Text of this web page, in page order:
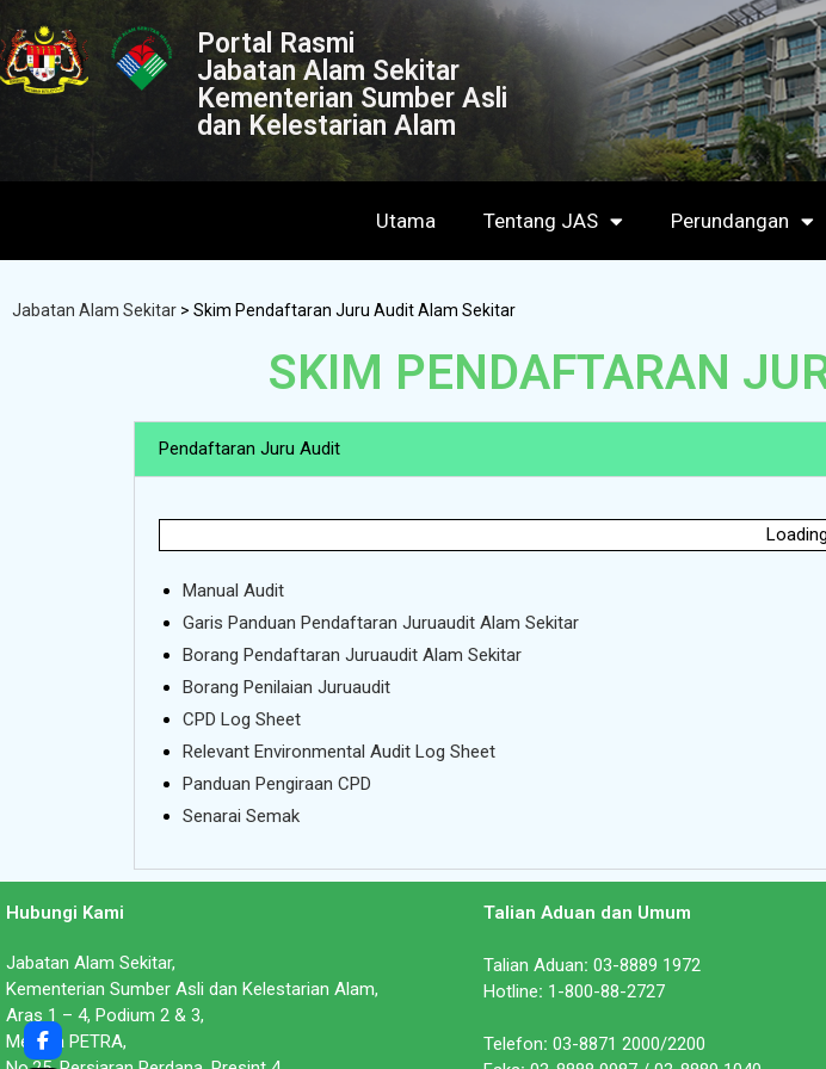
Portal Rasmi
Jabatan Alam Sekitar
Kementerian Sumber Asli
dan Kelestarian Alam
Utama Tentang JAS Perundangan
Jabatan Alam Sekitar > Skim Pendaftaran Juru Audit Alam Sekitar
SKIM PENDAFTARAN
Pendaftaran Juru Audit
Manual Audit
Garis Panduan Pendaftaran Juruaudit Alam Sekitar
Borang Pendaftaran Juruaudit Alam Sekitar
Borang Penilaian Juruaudit
CPD Log Sheet
Relevant Environmental Audit Log Sheet
Panduan Pengiraan CPD
Senarai Semak
Hubungi Kami
Jabatan Alam Sekitar,
Kementerian Sumber Asli dan Kelestarian Alam,
Aras 1 – 4, Podium 2 & 3,
Menara PETRA,
Talian Aduan dan Umum
Talian Aduan: 03-8889 1972
Hotline: 1-800-88-2727
Telefon: 03-8871 2000/2200